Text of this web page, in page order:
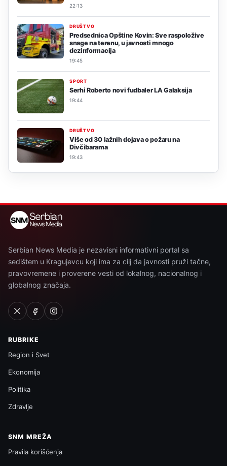
22:13
DRUŠTVO
Predsednica Opštine Kovin: Sve raspoložive
snage na terenu, u javnosti mnogo
dezinformacija
19:45
SPORT
Serhi Roberto novi fudbaler LA Galaksija
19:44
DRUŠTVO
Više od 30 lažnih dojava o požaru na
Divčibarama
19:43
Serbian News Media je nezavisni informativni portal sa
sedištem u Kragujevcu koji ima za cilj da javnosti pruži tačne,
pravovremene i proverene vesti od lokalnog, nacionalnog i
globalnog značaja.
RUBRIKE
Region i Svet
Ekonomija
Politika
Zdravlje
SNM MREŽA
Pravila korišćenja